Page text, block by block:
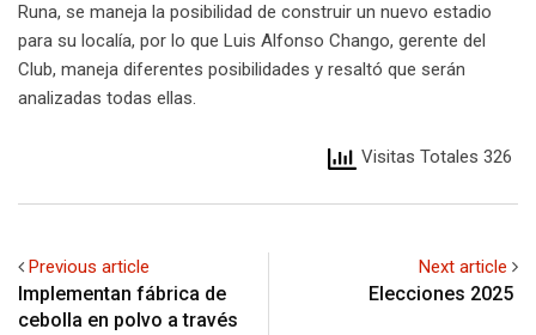
Runa, se maneja la posibilidad de construir un nuevo estadio
para su localía, por lo que Luis Alfonso Chango, gerente del
Club, maneja diferentes posibilidades y resaltó que serán
analizadas todas ellas.
Visitas Totales 326
Previous article
Implementan fábrica de
cebolla en polvo a través
Next article
Elecciones 2025